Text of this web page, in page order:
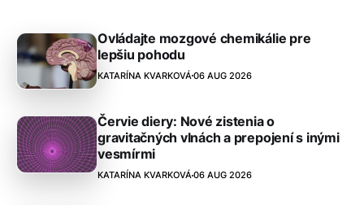
Ovládajte mozgové chemikálie pre
lepšiu pohodu
KATARÍNA KVARKOVÁ06 AUG 2026
Červie diery: Nové zistenia o
gravitačných vlnách a prepojení s inými
vesmírmi
KATARÍNA KVARKOVÁ06 AUG 2026